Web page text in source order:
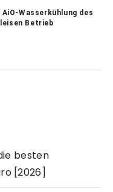
Wasserkühlung des
Betrieb
besten
[2026]